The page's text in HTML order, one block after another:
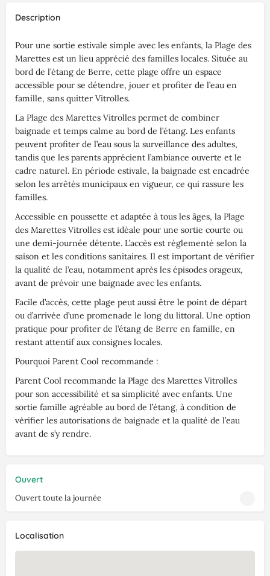
Description
Pour une sortie estivale simple avec les enfants, la Plage des
Marettes est un lieu apprécié des familles locales. Située au
bord de l’étang de Berre, cette plage offre un espace
accessible pour se détendre, jouer et profiter de l’eau en
famille, sans quitter Vitrolles.
La Plage des Marettes Vitrolles permet de combiner
baignade et temps calme au bord de l’étang. Les enfants
peuvent profiter de l’eau sous la surveillance des adultes,
tandis que les parents apprécient l’ambiance ouverte et le
cadre naturel. En période estivale, la baignade est encadrée
selon les arrêtés municipaux en vigueur, ce qui rassure les
familles.
Accessible en poussette et adaptée à tous les âges, la Plage
des Marettes Vitrolles est idéale pour une sortie courte ou
une demi-journée détente. L’accès est réglementé selon la
saison et les conditions sanitaires. Il est important de vérifier
la qualité de l’eau, notamment après les épisodes orageux,
avant de prévoir une baignade avec les enfants.
Facile d’accès, cette plage peut aussi être le point de départ
ou d’arrivée d’une promenade le long du littoral. Une option
pratique pour profiter de l’étang de Berre en famille, en
restant attentif aux consignes locales.
Pourquoi Parent Cool recommande :
Parent Cool recommande la Plage des Marettes Vitrolles
pour son accessibilité et sa simplicité avec enfants. Une
sortie famille agréable au bord de l’étang, à condition de
vérifier les autorisations de baignade et la qualité de l’eau
avant de s’y rendre.
Ouvert
Ouvert toute la journée
Localisation